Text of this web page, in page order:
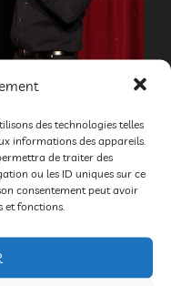
des technologies telles
informations des appareils.
de traiter des
ou les ID uniques sur ce
consentement peut avoir
et fonctions.